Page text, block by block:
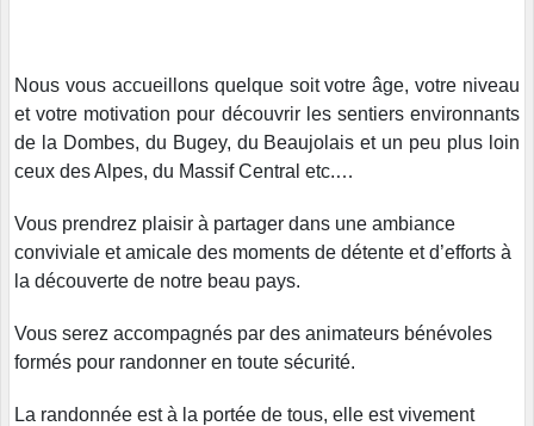
Nous vous accueillons quelque soit votre âge, votre niveau
et votre motivation pour découvrir les sentiers environnants
de la Dombes, du Bugey, du Beaujolais et un peu plus loin
ceux des Alpes, du Massif Central etc.…
Vous prendrez plaisir à partager dans une ambiance
conviviale et amicale des moments de détente et d’efforts à
la découverte de notre beau pays.
Vous serez accompagnés par des animateurs bénévoles
formés pour randonner en toute sécurité.
La randonnée est à la portée de tous, elle est vivement